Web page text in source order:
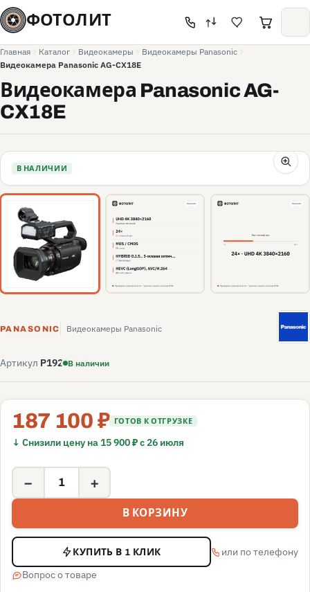
ФОТОЛИТ
Главная Каталог Видеокамеры
Видеокамеры Panasonic
Видеокамера Panasonic AG-CX18E
Видеокамера Panasonic AG-
CX18E
В НАЛИЧИИ
PANASONIC Видеокамеры Panasonic P
Артикул P192 В наличии
187 100 ₽ ГОТОВ К ОТГРУЗКЕ
↓ Снизили цену на 15 900 ₽ с 26 июля
− +
В КОРЗИНУ
КУПИТЬ В 1 КЛИК
или по телефону
Вопрос о товаре